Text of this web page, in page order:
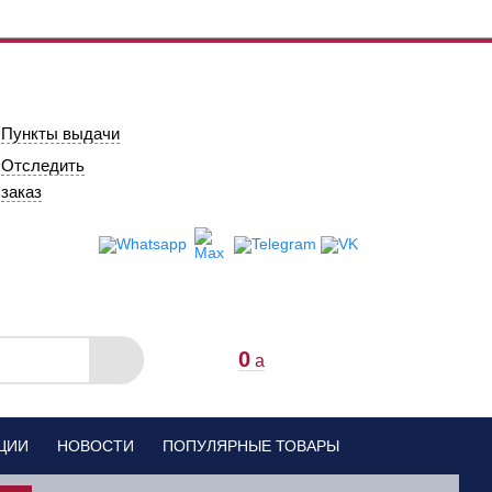
Пункты выдачи
Отследить
заказ
0 a
НОВОСТИ ПОПУЛЯРНЫЕ ТОВАРЫ